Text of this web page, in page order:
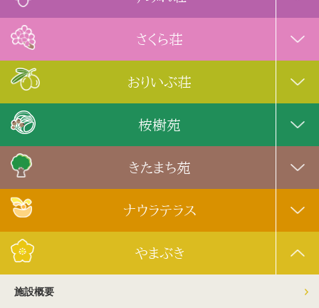
さくら荘
おりいぶ荘
桉樹苑
きたまち苑
ナウラテラス
やまぶき
施設概要